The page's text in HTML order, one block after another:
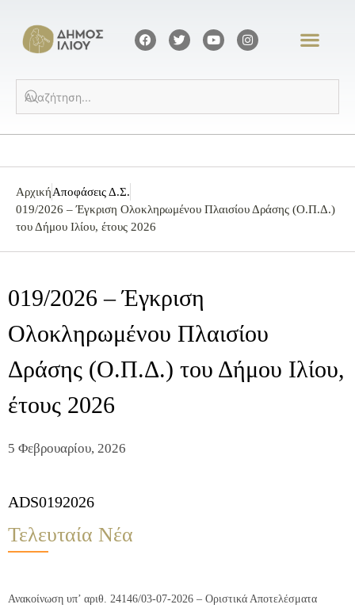
ΑρχικήΑποφάσεις Δ.Σ.
019/2026 – Έγκριση Ολοκληρωμένου Πλαισίου Δράσης (Ο.Π.Δ.)
του Δήμου Ιλίου, έτους 2026
019/2026 – Έγκριση
Ολοκληρωμένου Πλαισίου
Δράσης (Ο.Π.Δ.) του Δήμου Ιλίου,
έτους 2026
5 Φεβρουαρίου, 2026
ADS0192026
Τελευταία Νέα
Ανακοίνωση υπ’ αριθ. 24146/03-07-2026 – Οριστικά Αποτελέσματα